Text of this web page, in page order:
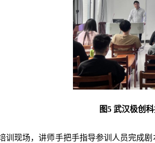
图5 武汉极创
训现场，讲师手把手指导参训人员完成剧